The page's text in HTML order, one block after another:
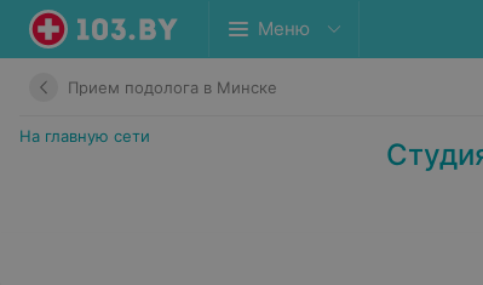
Меню
Прием подолога в Минске
На главную сети